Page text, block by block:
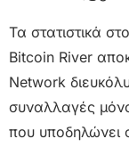
Τα στατιστικά
Bitcoin River
Network
συναλλαγές
που υποδηλώνει